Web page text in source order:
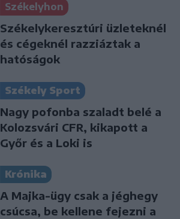
Székelyhon
Székelykeresztúri üzleteknél
és cégeknél razziáztak a
hatóságok
Székely Sport
Nagy pofonba szaladt belé a
Kolozsvári CFR, kikapott a
Győr és a Loki is
Krónika
A Majka-ügy csak a jéghegy
csúcsa, be kellene fejezni a